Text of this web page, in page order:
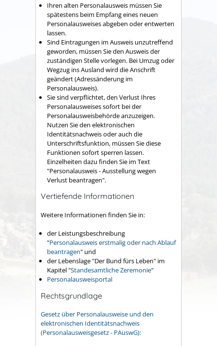
Ihren alten Personalausweis müssen Sie
spätestens beim Empfang eines neuen
Personalausweises abgeben oder entwerten
lassen.
Sind Eintragungen im Ausweis unzutreffend
geworden, müssen Sie den Ausweis der
zuständigen Stelle vorlegen. Bei Umzug oder
Wegzug ins Ausland wird die Anschrift
geändert (Adressänderung im
Personalausweis).
Sie sind verpflichtet, den Verlust Ihres
Personalausweises sofort bei der
Personalausweisbehörde anzuzeigen.
Nutzen Sie den elektronischen
Identitätsnachweis oder auch die
Unterschriftsfunktion, müssen Sie diese
Funktionen sofort sperren lassen.
Einzelheiten dazu finden Sie im Text
"Personalausweis - Ausstellung wegen
Verlust beantragen".
Vertiefende Informationen
Weitere Informationen finden Sie in:
der Leistungsbeschreibung
"Personalausweis erstmalig oder nach Ablauf
beantragen" und
der Lebenslage "Der Bund fürs Leben" im
Kapitel "Standesamtliche Zeremonie"
Personalausweisportal
Rechtsgrundlage
Gesetz über Personalausweise und den
elektronischen Identitätsnachweis
(Personalausweisgesetz - PAuswG):